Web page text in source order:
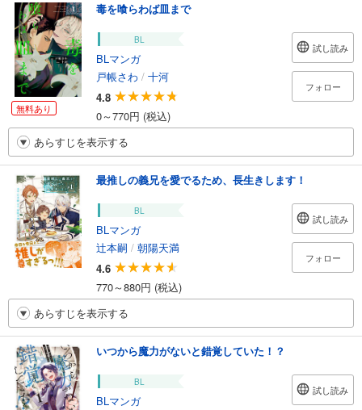
無料あり
毒を喰らわば皿まで
BL
BLマンガ
戸帳さわ / 十河
4.8
0～770円 (税込)
試し読み
フォロー
あらすじを表示する
最推しの義兄を愛でるため、長生きします！
BL
BLマンガ
辻本嗣 / 朝陽天満
4.6
770～880円 (税込)
試し読み
フォロー
あらすじを表示する
いつから魔力がないと錯覚していた！？
BL
BLマンガ
試し読み